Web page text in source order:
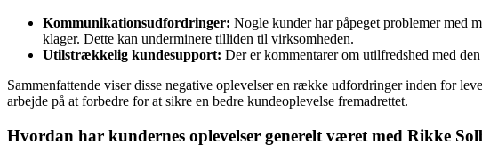
Kommunikationsudfordringer: Nogle kunder har påpeget problemer med
klager. Dette kan underminere tilliden til virksomheden.
Utilstrækkelig kundesupport: Der er kommentarer om utilfredshed med
Sammenfattende viser disse negative oplevelser en række udfordringer inden for
arbejde på at forbedre for at sikre en bedre kundeoplevelse fremadrettet.
Hvordan har kundernes oplevelser generelt været med Rikke